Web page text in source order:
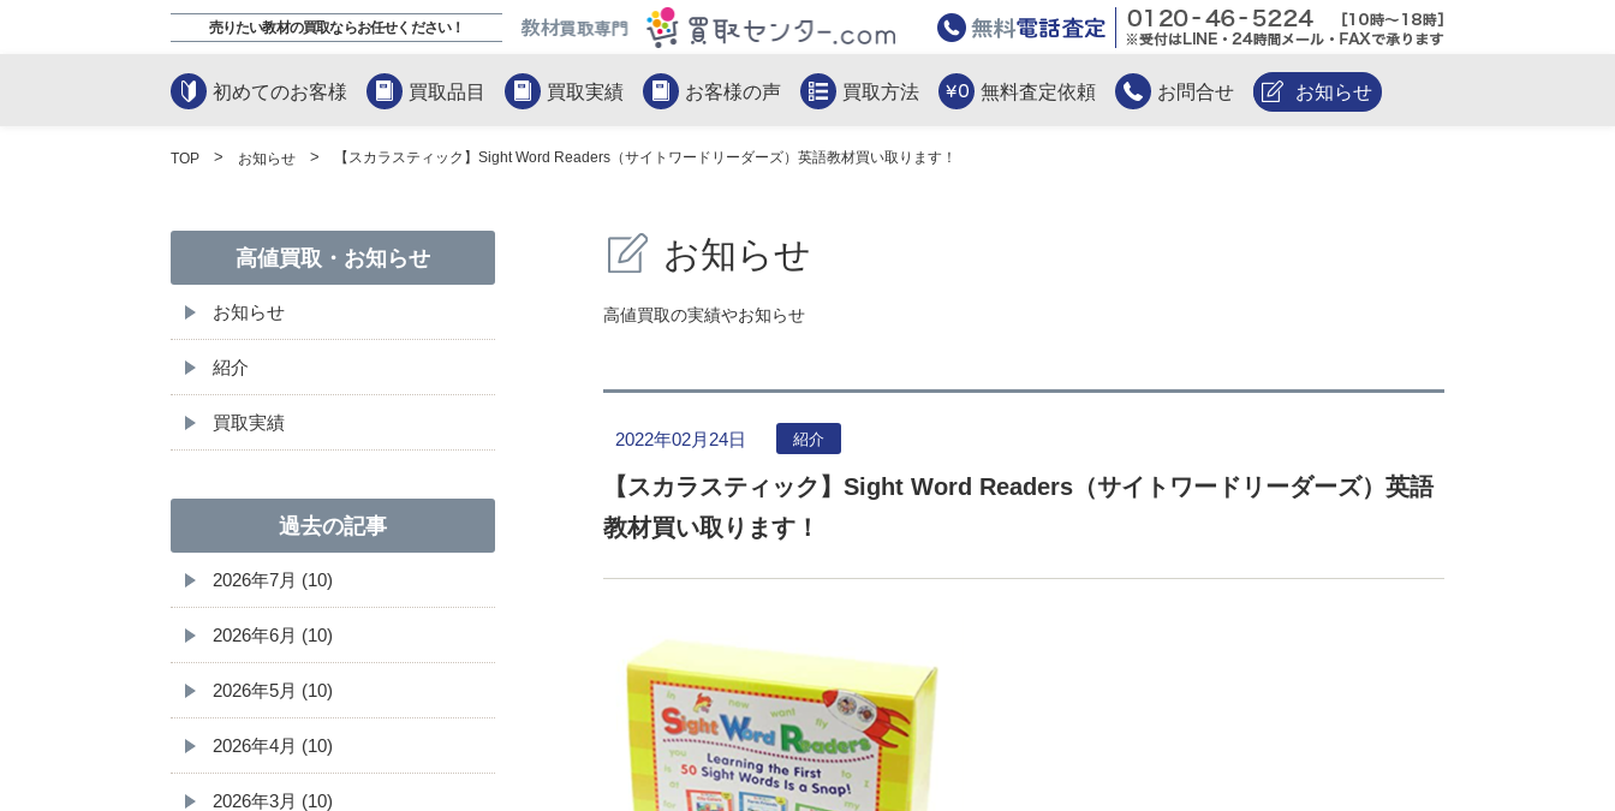
売りたい教材の買取ならお任せください！
初めてのお客様 買取品目 買取実績 お客様の声 買取方法 無料査定依頼 お問合せ お知らせ
TOP お知らせ 【スカラスティック】Sight Word Readers（サイトワードリーダーズ）英語教材買い取ります！
お知らせ
高値買取の実績やお知らせ
【スカラスティック】Sight Word Readers（サイトワードリーダーズ）英語
教材買い取ります！
2022年02月24日 紹介
高値買取・お知らせ
お知らせ
紹介
買取実績
過去の記事
2026年7月 (10)
2026年6月 (10)
2026年5月 (10)
2026年4月 (10)
2026年3月 (10)